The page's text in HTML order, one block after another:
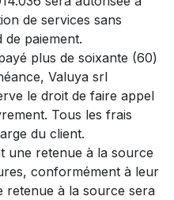
de services sans
de paiement.
plus de soixante (60)
Valuya srl
le droit de faire appel
Tous les frais
du client.
une retenue à la source
conformément à leur
retenue à la source sera